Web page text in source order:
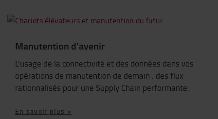
Manutention d'avenir
L'usage de la connectivité et des données dans vos
opérations de manutention de demain : des flux
rationnalisés pour une Supply Chain performante.
En savoir plus >